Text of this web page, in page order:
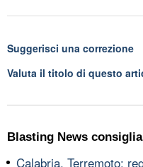
Suggerisci una correzione
Valuta il titolo di questo
Blasting News consiglia
Calabria, Terremoto: